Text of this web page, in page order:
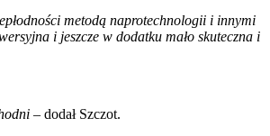
metodą naprotechnologii i innymi
i jeszcze w dodatku mało skuteczna i
– dodał Szczot.